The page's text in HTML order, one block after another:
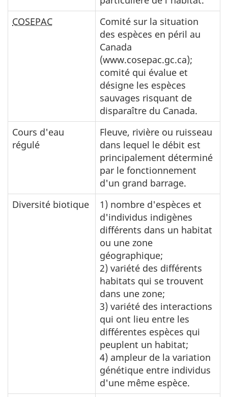
COSEPAC
Comité sur la situation
des espèces en péril au
Canada
(www.cosepac.gc.ca);
comité qui évalue et
désigne les espèces
sauvages risquant de
disparaître du Canada.
Cours d'eau
régulé
Fleuve, rivière ou ruisseau
dans lequel le débit est
principalement déterminé
par le fonctionnement
d'un grand barrage.
Diversité biotique
1) nombre d'espèces et
d'individus indigènes
différents dans un habitat
ou une zone
géographique;
2) variété des différents
habitats qui se trouvent
dans une zone;
3) variété des interactions
qui ont lieu entre les
différentes espèces qui
peuplent un habitat;
4) ampleur de la variation
génétique entre individus
d'une même espèce.